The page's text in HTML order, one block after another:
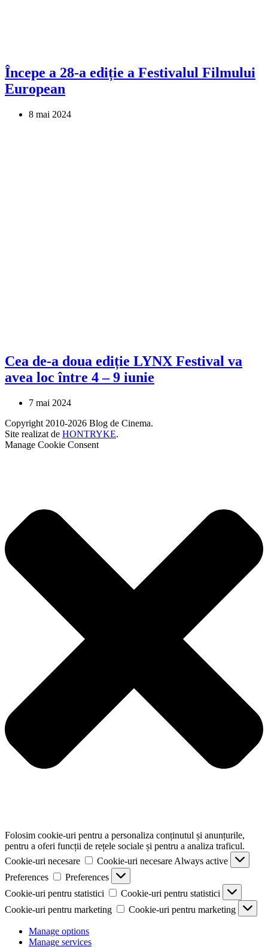
Începe a 28-a ediție a Festivalul Filmului
European
8 mai 2024
Cea de-a doua ediție LYNX Festival va
avea loc între 4 – 9 iunie
7 mai 2024
Copyright 2010-2026 Blog de Cinema.
Site realizat de HONTRYKE.
Manage Cookie Consent
Folosim cookie-uri pentru a personaliza conținutul și anunțurile,
pentru a oferi funcții de rețele sociale și pentru a analiza traficul.
Cookie-uri necesare
Cookie-uri necesare Always active
Preferences
Preferences
Cookie-uri pentru statistici
Cookie-uri pentru statistici
Cookie-uri pentru marketing
Cookie-uri pentru marketing
Manage options
Manage services